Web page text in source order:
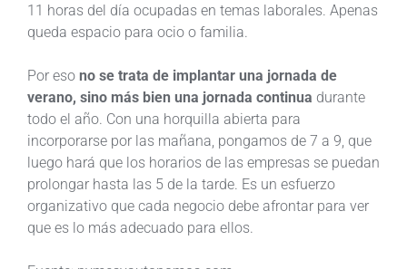
11 horas del día ocupadas en temas laborales. Apenas
queda espacio para ocio o familia.
Por eso no se trata de implantar una jornada de
verano, sino más bien una jornada continua durante
todo el año. Con una horquilla abierta para
incorporarse por las mañana, pongamos de 7 a 9, que
luego hará que los horarios de las empresas se puedan
prolongar hasta las 5 de la tarde. Es un esfuerzo
organizativo que cada negocio debe afrontar para ver
que es lo más adecuado para ellos.